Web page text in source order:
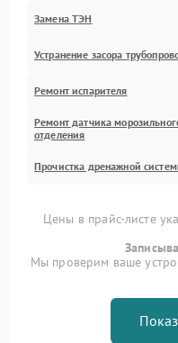
Замена ТЭН
Устранение засора
Ремонт испарителя
Ремонт датчика
отделения
Прочистка дренажной
Цены в прайс-листе
Мы проверим ваше